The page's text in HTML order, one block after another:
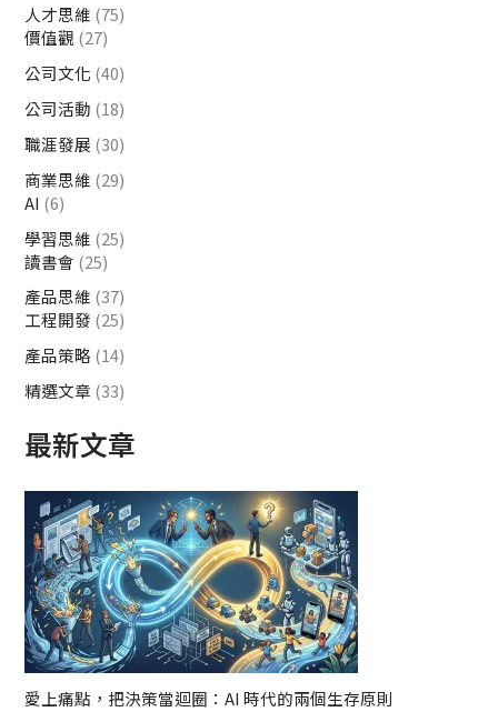
人才思維 (75)
價值觀 (27)
公司文化 (40)
公司活動 (18)
職涯發展 (30)
商業思維 (29)
AI (6)
學習思維 (25)
讀書會 (25)
產品思維 (37)
工程開發 (25)
產品策略 (14)
精選文章 (33)
最新文章
愛上痛點，把決策當迴圈：AI 時代的兩個生存原則